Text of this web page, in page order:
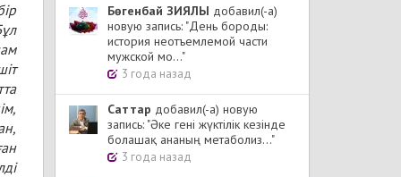
Бөгенбай ЗИЯЛЫ добавил(-а)
новую запись: "День бороды:
история неотъемлемой части
мужской мо..."
3 года назад
Cаттар добавил(-а) новую
запись: "Әке гені жүктілік кезінде
болашақ ананың метаболиз..."
3 года назад